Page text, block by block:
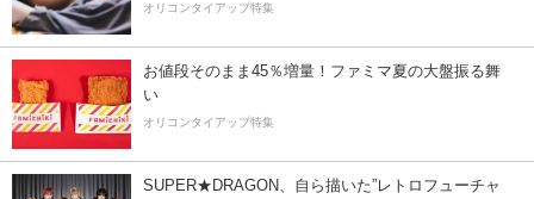
オリコンタイアップ特集
お値段そのまま45％増量！ファミマ夏の大盤振る舞
い
オリコンタイアップ特集
SUPER★DRAGON、自ら描いた”レトロフューチャ